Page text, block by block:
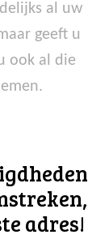
al uw
geeft u
ook al die
adres!